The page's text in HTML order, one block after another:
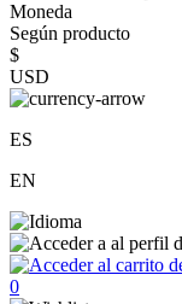
Moneda
Según producto
$
USD
ES
EN
0